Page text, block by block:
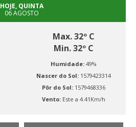
HOJE, QUINTA
06 AGOSTO
Max. 32º C
Min. 32º C
Humidade: 49%
Nascer do Sol: 1579423314
Pôr do Sol: 1579468336
Vento: Este a 4.41Km/h